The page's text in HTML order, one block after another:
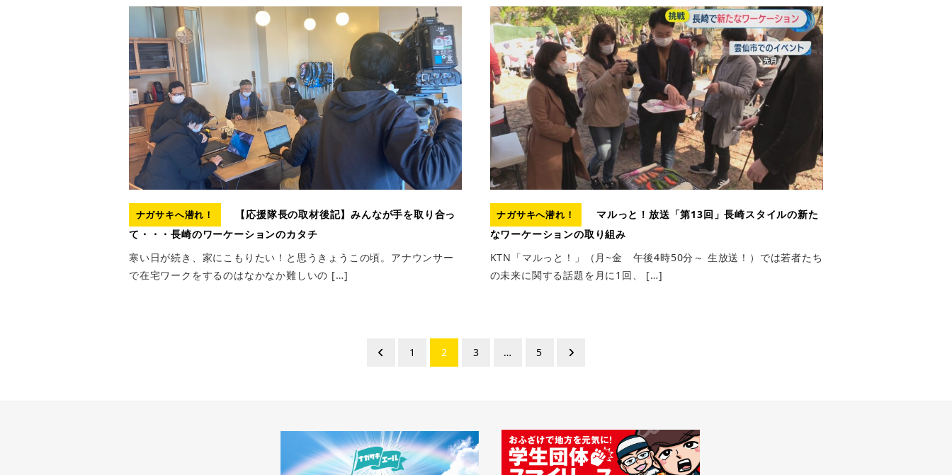
ナガサキへ潜れ！
【応援隊長の取材後記】みんなが手を取り合っ
て・・・長崎のワーケーションのカタチ
寒い日が続き、家にこもりたい！と思うきょうこの頃。アナウンサー
で在宅ワークをするのはなかなか難しいの […]
ナガサキへ潜れ！
マルっと！放送「第13回」長崎スタイルの新た
なワーケーションの取り組み
KTN「マルっと！」（月~金 午後4時50分～ 生放送！）では若者たち
の未来に関する話題を月に1回、 […]
1 2 3 … 5